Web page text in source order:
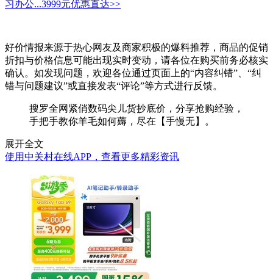
习办公...3999元优惠直达>>
好价情报来源于热心网友及商家积极的爆料推荐，商品的促销
折扣与价格信息可能出现实时变动，请各位在购买前务必核实
确认。如发现问题，欢迎各位通过页面上的“内容纠错”、“纠
错与问题建议”或直接发表“评论”等方式进行反馈。
搜罗全网紧俏数码尖儿货抄底价，分享抢购经验，
手把手教你羊毛如何薅，尽在【手慢无】。
展开全文
使用中关村在线APP，查看更多精彩资讯